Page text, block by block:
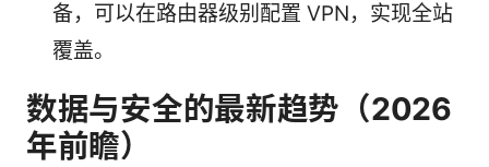
备，可以在路由器级别配置 VPN，实现全站
覆盖。
数据与安全的最新趋势（2026
年前瞻）